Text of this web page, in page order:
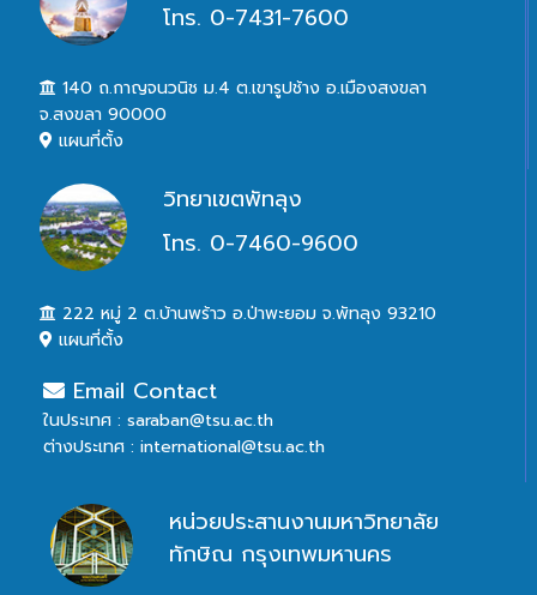
โทร. 0-7431-7600
140 ถ.กาญจนวนิช ม.4 ต.เขารูปช้าง อ.เมืองสงขลา
จ.สงขลา 90000
แผนที่ตั้ง
วิทยาเขตพัทลุง
โทร. 0-7460-9600
222 หมู่ 2 ต.บ้านพร้าว อ.ป่าพะยอม จ.พัทลุง 93210
แผนที่ตั้ง
Email Contact
ในประเทศ : saraban@tsu.ac.th
ต่างประเทศ : international@tsu.ac.th
หน่วยประสานงานมหาวิทยาลัย
ทักษิณ กรุงเทพมหานคร